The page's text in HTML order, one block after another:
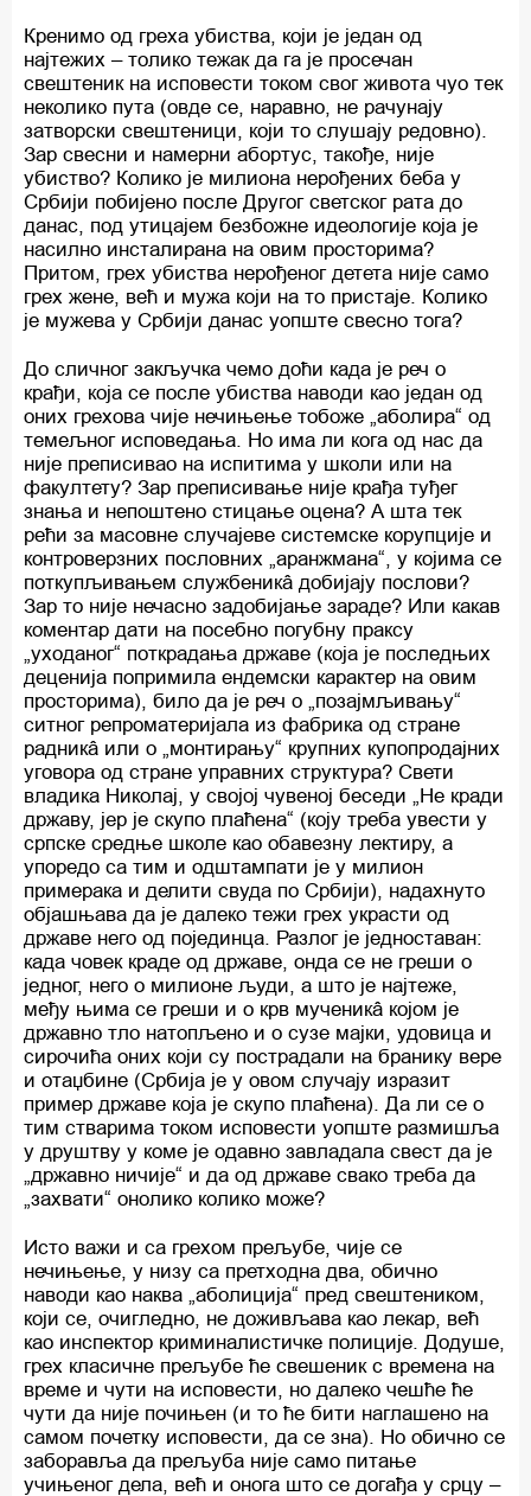
Кренимо од греха убиства, који је један од
најтежих – толико тежак да га је просечан
свештеник на исповести током свог живота чуо тек
неколико пута (овде се, наравно, не рачунају
затворски свештеници, који то слушају редовно).
Зар свесни и намерни абортус, такође, није
убиство? Колико је милиона нерођених беба у
Србији побијено после Другог светског рата до
данас, под утицајем безбожне идеологије која је
насилно инсталирана на овим просторима?
Притом, грех убиства нерођеног детета није само
грех жене, већ и мужа који на то пристаје. Колико
је мужева у Србији данас уопште свесно тога?
До сличног закључка чемо доћи када је реч о
крађи, која се после убиства наводи као један од
оних грехова чије нечињење тобоже „аболира“ од
темељног исповедања. Но има ли кога од нас да
није преписивао на испитима у школи или на
факултету? Зар преписивање није крађа туђег
знања и непоштено стицање оцена? А шта тек
рећи за масовне случајеве системске корупције и
контроверзних пословних „аранжмана“, у којима се
поткупљивањем службеникâ добијају послови?
Зар то није нечасно задобијање зараде? Или какав
коментар дати на посебно погубну праксу
„уходаног“ поткрадања државе (која је последњих
деценија попримила ендемски карактер на овим
просторима), било да је реч о „позајмљивању“
ситног репроматеријала из фабрика од стране
радникâ или о „монтирању“ крупних купопродајних
уговора од стране управних структура? Свети
владика Николај, у својој чувеној беседи „Не кради
државу, јер је скупо плаћена“ (коју треба увести у
српске средње школе као обавезну лектиру, а
упоредо са тим и одштампати је у милион
примерака и делити свуда по Србији), надахнуто
објашњава да је далеко тежи грех украсти од
државе него од појединца. Разлог је једноставан:
када човек краде од државе, онда се не греши о
једног, него о милионе људи, а што је најтеже,
међу њима се греши и о крв мученикâ којом је
државно тло натопљено и о сузе мајки, удовица и
сирочића оних који су пострадали на бранику вере
и отаџбине (Србија је у овом случају изразит
пример државе која је скупо плаћена). Да ли се о
тим стварима током исповести уопште размишља
у друштву у коме је одавно завладала свест да је
„државно ничије“ и да од државе свако треба да
„захвати“ онолико колико може?
Исто важи и са грехом прељубе, чије се
нечињење, у низу са претходна два, обично
наводи као наква „аболиција“ пред свештеником,
који се, очигледно, не доживљава као лекар, већ
као инспектор криминалистичке полиције. Додуше,
грех класичне прељубе ће свешеник с времена на
време и чути на исповести, но далеко чешће ће
чути да није почињен (и то ће бити наглашено на
самом почетку исповести, да се зна). Но обично се
заборавља да прељуба није само питање
учињеног дела, већ и онога што се догађа у срцу –